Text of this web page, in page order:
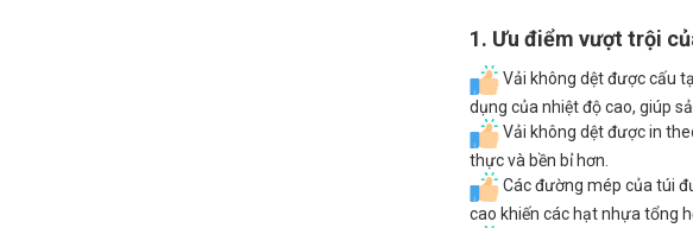
1. Ưu điểm vượt trội
Vải không dệt được cấu
dụng của nhiệt độ cao, giúp
Vải không dệt được in
thực và bền bỉ hơn.
Các đường mép của túi
cao khiến các hạt nhựa tổng